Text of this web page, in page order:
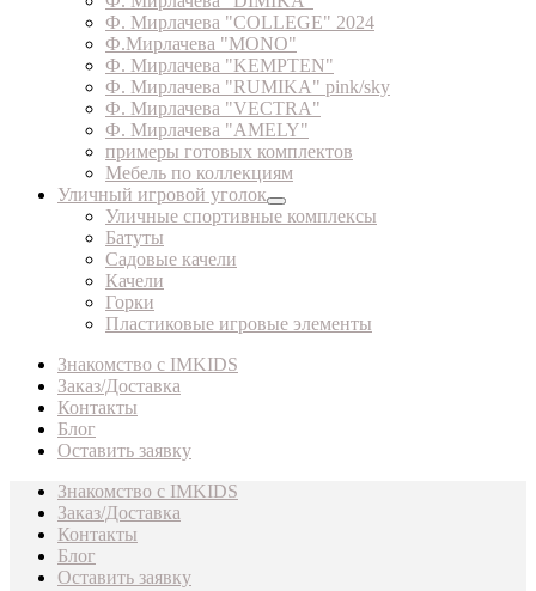
Ф. Мирлачева "COLLEGE" 2024
Ф.Мирлачева "MONO"
Ф. Мирлачева "KEMPTEN"
Ф. Мирлачева "RUMIKA" pink/sky
Ф. Мирлачева "VECTRA"
Ф. Мирлачева "AMELY"
примеры готовых комплектов
Мебель по коллекциям
Уличный игровой уголок
Уличные спортивные комплексы
Батуты
Садовые качели
Качели
Горки
Пластиковые игровые элементы
Знакомство с IMKIDS
Заказ/Доставка
Контакты
Блог
Оставить заявку
Знакомство с IMKIDS
Заказ/Доставка
Контакты
Блог
Оставить заявку